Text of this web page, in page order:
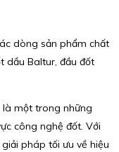
dòng sản phẩm chất
dầu Baltur, đầu đốt
là một trong những
công nghệ đốt. Với
pháp tối ưu về hiệu